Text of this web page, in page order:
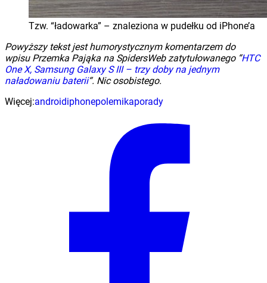
Tzw. “ładowarka” – znaleziona w pudełku od iPhone’a
Powyższy tekst jest humorystycznym komentarzem do
wpisu Przemka Pająka na SpidersWeb zatytułowanego “HTC
One X, Samsung Galaxy S III – trzy doby na jednym
naładowaniu baterii“. Nic osobistego.
Więcej:androidiphonepolemikaporady